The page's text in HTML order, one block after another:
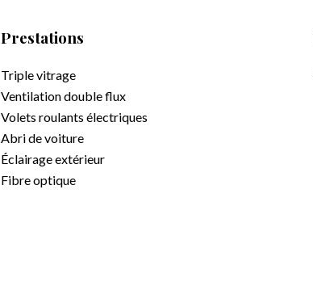
Prestations
Triple vitrage
Ventilation double flux
Volets roulants électriques
Abri de voiture
Éclairage extérieur
Fibre optique